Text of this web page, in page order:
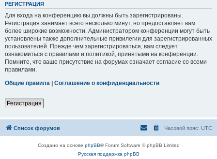
РЕГИСТРАЦИЯ
Для входа на конференцию вы должны быть зарегистрированы.
Регистрация занимает всего несколько минут, но предоставляет вам
более широкие возможности. Администратором конференции могут быть
установлены также дополнительные привилегии для зарегистрированных
пользователей. Прежде чем зарегистрироваться, вам следует
ознакомиться с правилами и политикой, принятыми на конференции.
Помните, что ваше присутствие на форумах означает согласие со всеми
правилами.
Общие правила | Соглашение о конфиденциальности
Регистрация
Список форумов Часовой пояс: UTC
Создано на основе phpBB® Forum Software © phpBB Limited
Русская поддержка phpBB